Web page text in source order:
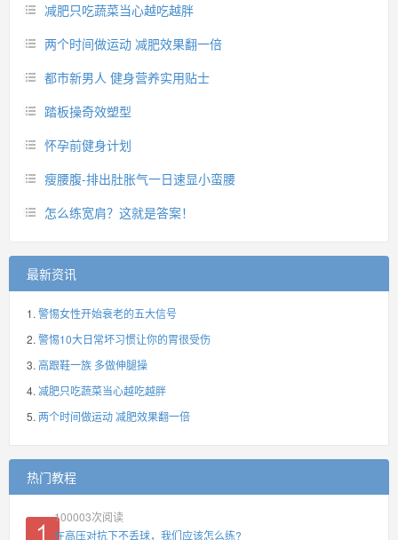
减肥只吃蔬菜当心越吃越胖
两个时间做运动 减肥效果翻一倍
都市新男人 健身营养实用贴士
踏板操奇效塑型
怀孕前健身计划
瘦腰腹-排出肚胀气一日速显小蛮腰
怎么练宽肩？这就是答案！
最新资讯
警惕女性开始衰老的五大信号
警惕10大日常坏习惯让你的胃很受伤
高跟鞋一族 多做伸腿操
减肥只吃蔬菜当心越吃越胖
两个时间做运动 减肥效果翻一倍
热门教程
100003次阅读
在高压对抗下不丢球，我们应该怎么练?